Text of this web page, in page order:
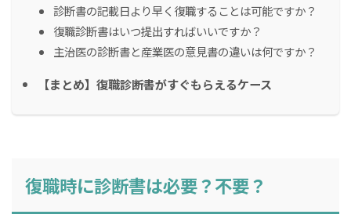
診断書の記載日より早く復職することは可能ですか？
復職診断書はいつ提出すればいいですか？
主治医の診断書と産業医の意見書の違いは何ですか？
【まとめ】復職診断書がすぐもらえるケース
復職時に診断書は必要？不要？